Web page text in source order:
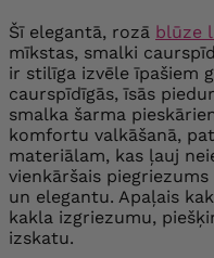
Šī elegantā, rozā blūze
mīkstas, smalki
ir stilīga izvēle īpašiem
caurspīdīgās, īsās
smalka šarma
komfortu valkāšanā,
materiālam, kas ļauj
vienkāršais
un elegantu. Apaļais
kakla izgriezumu,
izskatu.